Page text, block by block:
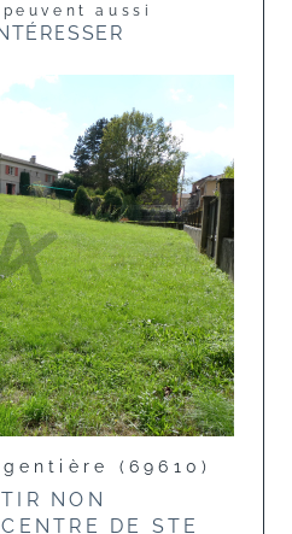
peuvent aussi
(69610)
NON
DE STE